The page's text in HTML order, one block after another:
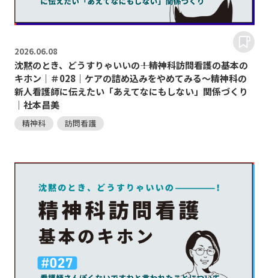
2026.06.08
沈黙のとき、どうすりゃいいの―――！精神科訪問看護の基本の
キホン｜＃028｜ケアの詰め込みをやめてみる〜精神科の
新人看護師に伝えたい「あえてなにもしない」関係づくり
｜社本昌美
精神科 訪問看護